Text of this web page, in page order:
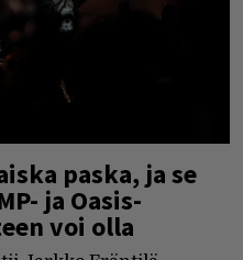
paska, ja se
ja Oasis-
voi olla